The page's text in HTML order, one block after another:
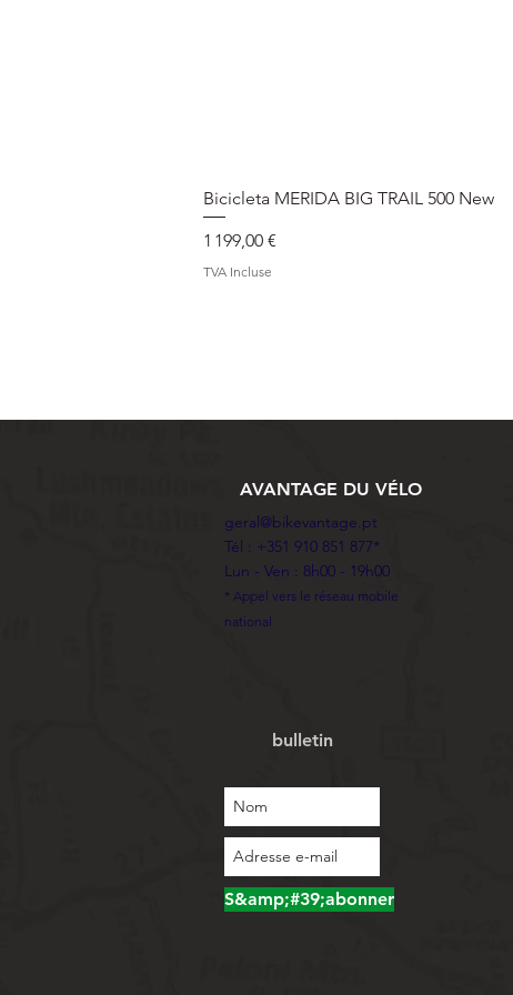
Bicicleta MERIDA BIG TRAIL 500 New
Prix
1 199,00 €
TVA Incluse
AVANTAGE DU VÉLO
geral@bikevantage.pt
Tél : +351 910 851 877*
Lun - Ven : 8h00 - 19h00
* Appel vers le réseau mobile
national
bulletin
S&amp;#39;abonner